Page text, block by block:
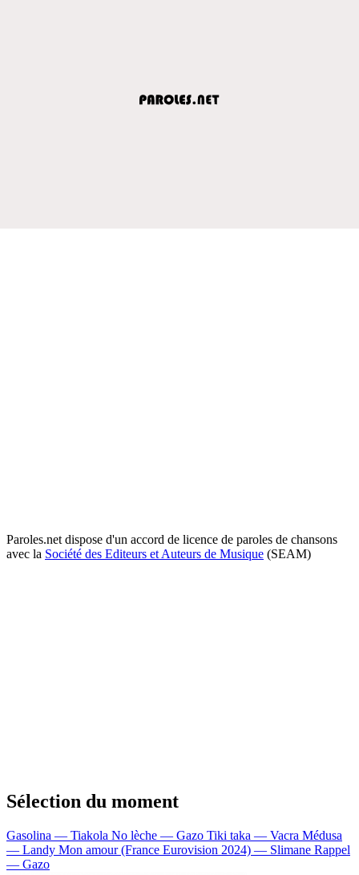
Paroles.net dispose d'un accord de licence de paroles de chansons
avec la Société des Editeurs et Auteurs de Musique (SEAM)
Sélection du moment
Gasolina — Tiakola No lèche — Gazo Tiki taka — Vacra Médusa
— Landy Mon amour (France Eurovision 2024) — Slimane Rappel
— Gazo